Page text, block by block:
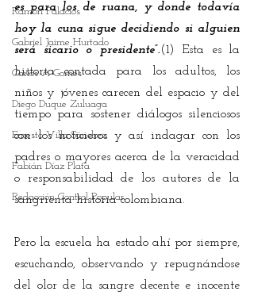
Ramón Palacios
Gabriel Jaime Hurtado
Carlos A Gomes
Diego Duque Zuluaga
Ernesto Villa Sánchez
Fabián Díaz Plata
Redacción Control Popular
es para los de ruana, y donde todavía
hoy la cuna sigue decidiendo si alguien
será sicario o presidente”.(1) Esta es la
historia contada para los adultos, los
niños y jóvenes carecen del espacio y del
tiempo para sostener diálogos silenciosos
con los noticieros y así indagar con los
padres o mayores acerca de la veracidad
o responsabilidad de los autores de la
sangrienta historia colombiana.
Pero la escuela ha estado ahí por siempre,
escuchando, observando y repugnándose
del olor de la sangre decente e inocente